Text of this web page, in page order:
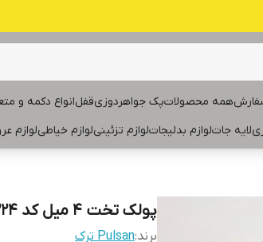
همه محصولاتپک جواهردوزیقفلانواع دکمه و
لایه جاتلوازم بدلیجاتلوازم تزئینیلوازم خیاطیلوازم
پولک تخت ۴ میل کد ۲۲۴
برند:Pulsan ترک